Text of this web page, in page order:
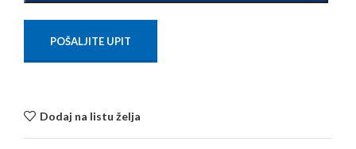
POŠALJITE UPIT
Dodaj na listu želja